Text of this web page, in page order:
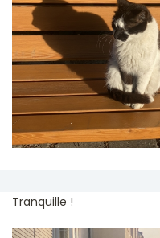
Tranquille !